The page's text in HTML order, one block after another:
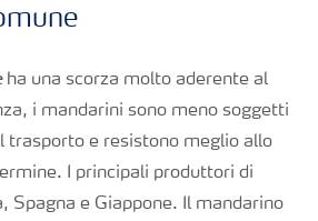
ha una scorza molto aderente al
i mandarini sono meno soggetti
trasporto e resistono meglio allo
I principali produttori di
Spagna e Giappone. Il mandarino